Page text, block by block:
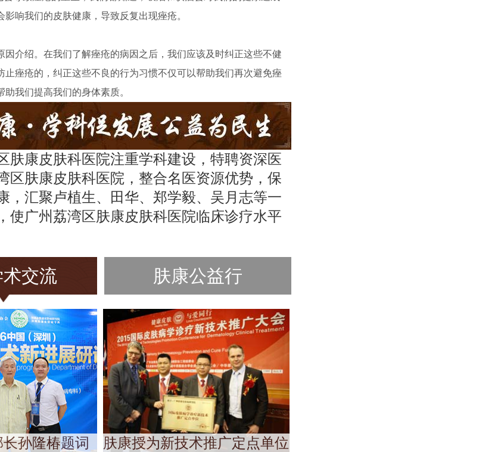
影响我们的皮肤健康，导致反复出现痤疮。
介绍。在我们了解痤疮的病因之后，我们应该及时纠正这些不健
止痤疮的，纠正这些不良的行为习惯不仅可以帮助我们再次避免痤
我们提高我们的身体素质。
肤康皮肤科医院注重学科建设，特聘资深医
区肤康皮肤科医院，整合名医资源优势，保
，汇聚卢植生、田华、郑学毅、吴月志等一
使广州荔湾区肤康皮肤科医院临床诊疗水平
交流 肤康公益行
孙隆椿题词 肤康授为新技术推广定点单位